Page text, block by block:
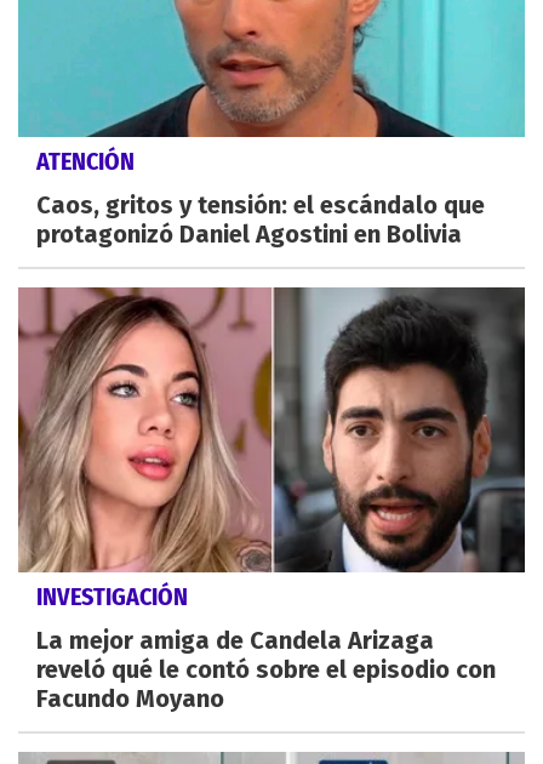
ATENCIÓN
Caos, gritos y tensión: el escándalo que
protagonizó Daniel Agostini en Bolivia
INVESTIGACIÓN
La mejor amiga de Candela Arizaga
reveló qué le contó sobre el episodio con
Facundo Moyano